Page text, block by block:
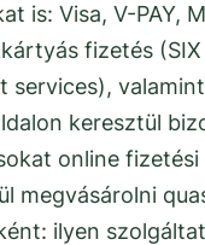
is: Visa, V-PAY,
fizetés (SIX
services),
keresztül
online fizetési
megvásárolni
ilyen